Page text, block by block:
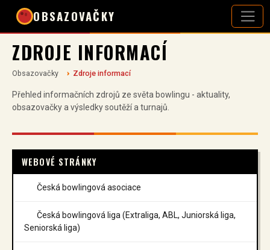
OBSAZOVAČKY
ZDROJE INFORMACÍ
Obsazovačky Zdroje informací
Přehled informačních zdrojů ze světa bowlingu - aktuality,
obsazovačky a výsledky soutěží a turnajů.
WEBOVÉ STRÁNKY
Česká bowlingová asociace
Česká bowlingová liga (Extraliga, ABL, Juniorská liga,
Seniorská liga)